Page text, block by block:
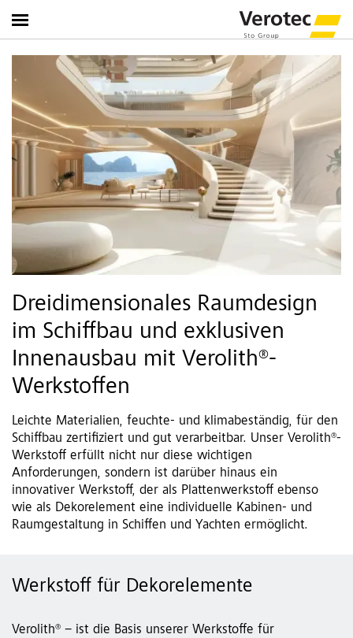
Dreidimensionales Raumdesign
im Schiffbau und exklusiven
Innenausbau mit Verolith®-
Werkstoffen
Leichte Materialien, feuchte- und klimabeständig, für den
Schiffbau zertifiziert und gut verarbeitbar. Unser Verolith®-
Werkstoff erfüllt nicht nur diese wichtigen
Anforderungen, sondern ist darüber hinaus ein
innovativer Werkstoff, der als Plattenwerkstoff ebenso
wie als Dekorelement eine individuelle Kabinen- und
Raumgestaltung in Schiffen und Yachten ermöglicht.
Werkstoff für Dekorelemente
Verolith® – ist die Basis unserer Werkstoffe für